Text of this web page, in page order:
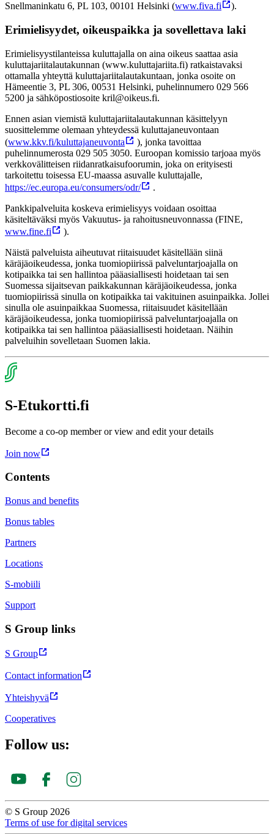
Snellmaninkatu 6, PL 103, 00101 Helsinki (www.fiva.fi ).
Erimielisyydet, oikeuspaikka ja sovellettava laki
Erimielisyystilanteissa kuluttajalla on aina oikeus saattaa asia
kuluttajariitalautakunnan (www.kuluttajariita.fi) ratkaistavaksi
ottamalla yhteyttä kuluttajariitalautakuntaan, jonka osoite on
Hämeentie 3, PL 306, 00531 Helsinki, puhelinnumero 029 566
5200 ja sähköpostiosoite kril@oikeus.fi.
Ennen asian viemistä kuluttajariitalautakunnan käsittelyyn
suosittelemme olemaan yhteydessä kuluttajaneuvontaan
(www.kkv.fi/kuluttajaneuvonta
), jonka tavoittaa
puhelinnumerosta 029 505 3050. Euroopan komissio tarjoaa myös
verkkovälitteisen riidanratkaisufoorumin, joka on erityisesti
tarkoitettu toisessa EU-maassa asuvalle kuluttajalle,
https://ec.europa.eu/consumers/odr/
.
Pankkipalveluita koskeva erimielisyys voidaan osoittaa
käsiteltäväksi myös Vakuutus- ja rahoitusneuvonnassa (FINE,
www.fine.fi
).
Näistä palveluista aiheutuvat riitaisuudet käsitellään siinä
käräjäoikeudessa, jonka tuomiopiirissä palveluntarjoajalla on
kotipaikka tai sen hallintoa pääasiallisesti hoidetaan tai sen
Suomessa sijaitsevan paikkakunnan käräjäoikeudessa, jonka
tuomiopiirissä sinulla on kotipaikka tai vakituinen asuinpaikka. Jollei
sinulla ole asuinpaikkaa Suomessa, riitaisuudet käsitellään
käräjäoikeudessa, jonka tuomiopiirissä palveluntarjoajalla on
kotipaikka tai sen hallintoa pääasiallisesti hoidetaan. Näihin
palveluihin sovelletaan Suomen lakia.
S-Etukortti.fi
Become a co-op member or view and edit your details
Join now
Contents
Bonus and benefits
Bonus tables
Partners
Locations
S-mobiili
Support
S Group links
S Group
Contact information
Yhteishyvä
Cooperatives
Follow us:
© S Group 2026
Terms of use for digital services